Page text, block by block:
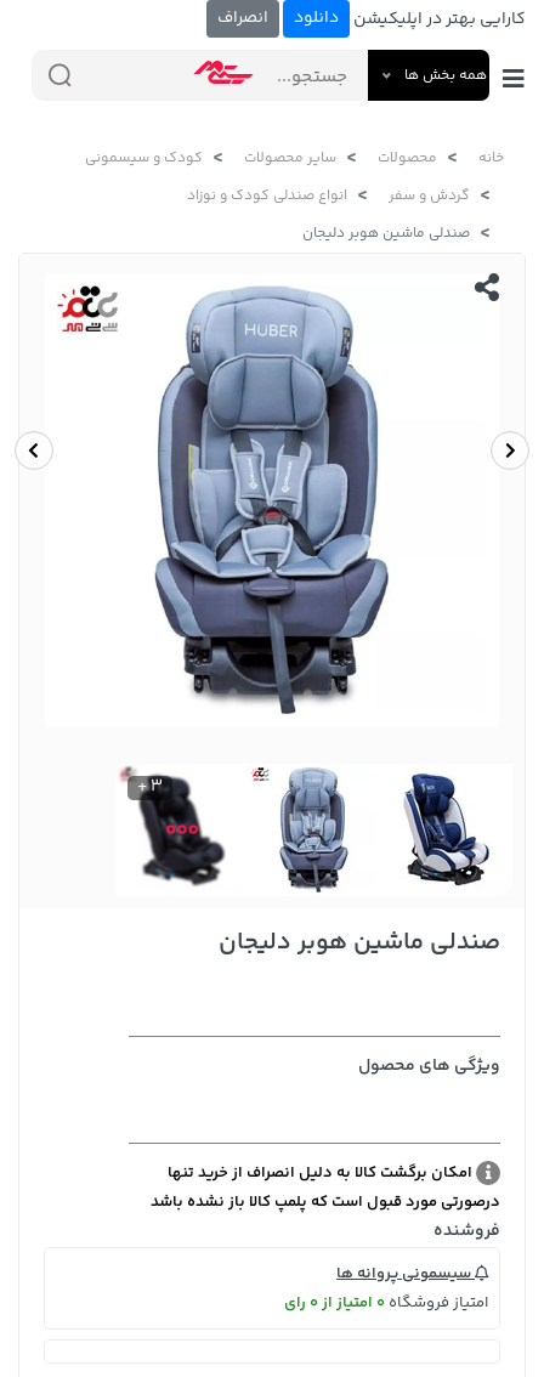
کارایی بهتر در اپلیکیشن دانلود انصراف
همه بخش ها
خانه محصولات سایر محصولات
کودک و سیسمونی
گردش و سفر
انواع صندلی کودک و نوزاد
صندلی ماشین هوبر دلیجان
3 +
صندلی ماشین هوبر دلیجان
ویژگی های محصول
امکان برگشت کالا به دلیل انصراف از خرید تنها
درصورتی مورد قبول است که پلمپ کالا باز نشده باشد
فروشنده
سیسمونی پروانه ها
امتیاز فروشگاه 0 امتیاز از 0 رای